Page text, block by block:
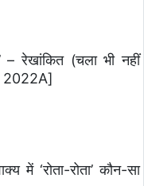
– रेखांकित (चला भी नहीं
2022A]
में ‘रोता-रोता’ कौन-सा